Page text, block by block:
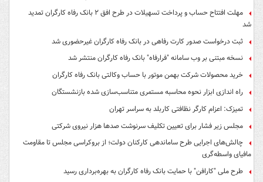
مهلت افتتاح حساب و پرداخت تسهیلات در طرح افق ۲ بانک رفاه کارگران تمدید
شد
ثبت درخواست صدور کارت رفاهی در بانک رفاه کارگران غیرحضوری شد
نسخه مبتنی بر وب سامانه "فرارفاه" بانک رفاه کارگران منتشر شد
خرید محصولات شرکت بهمن موتور با حساب وکالتی بانک رفاه کارگران
راه اندازی ابزار نحوه محاسبه مستمری متناسب‌سازی شده بازنشستگان
تمیزک: اعزام کارگر نظافتی کاربلد به سراسر تهران
مجلس زیر فشار برای تعیین تکلیف سرنوشت صدها هزار نیروی شرکتی
چالش‌های اجرایی طرح ساماندهی کارکنان دولت؛ از بروکراسی مجلس تا مقاومت
مافیای واسطه‌گری
طرح ملی "کارافن" با حمایت بانک رفاه کارگران به بهره‌برداری رسید